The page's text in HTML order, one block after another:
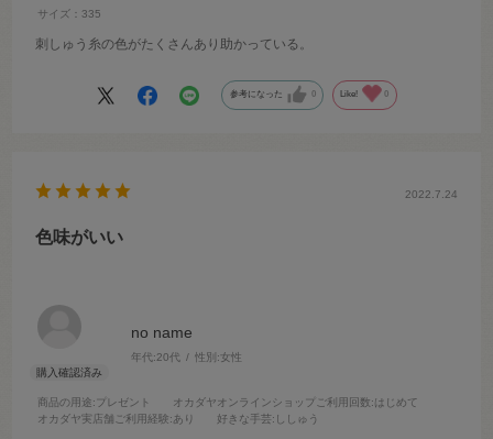
サイズ：335
刺しゅう糸の色がたくさんあり助かっている。
参考になった 0 Like! 0
no name
年代:20代 性別:女性
商品の用途:プレゼント オカダヤオンラインショップご利用回数:はじめて
オカダヤ実店舗ご利用経験:あり 好きな手芸:ししゅう
2022.7.24
色味がいい